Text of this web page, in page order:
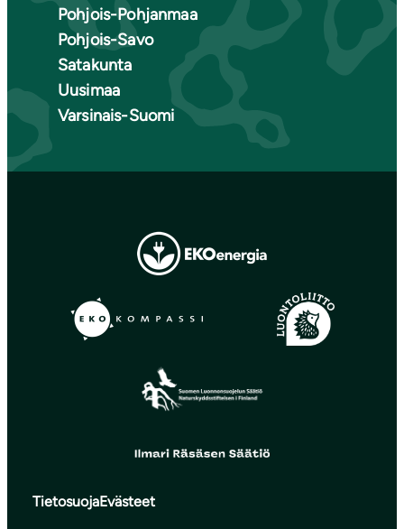
Pohjois-Pohjanmaa
Pohjois-Savo
Satakunta
Uusimaa
Varsinais-Suomi
TietosuojaEvästeet